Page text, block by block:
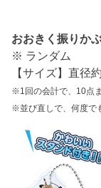
おおきく振りか
※ ランダム
【サイズ】直径
※1回の会計で、10点
※並び直しで、何度で